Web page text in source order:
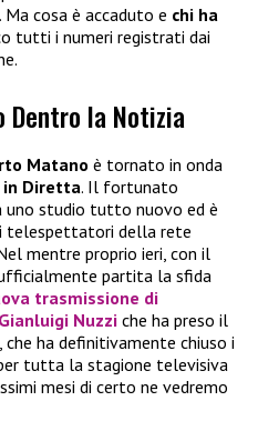
. Ma cosa è accaduto e chi ha
tutti i numeri registrati dai
la Notizia
Matano è tornato in onda
Diretta. Il fortunato
uno studio tutto nuovo ed è
telespettatori della rete
mentre proprio ieri, con il
partita la sfida
trasmissione di
Gianluigi Nuzzi che ha preso il
, che ha definitivamente chiuso i
tutta la stagione televisiva
mesi di certo ne vedremo